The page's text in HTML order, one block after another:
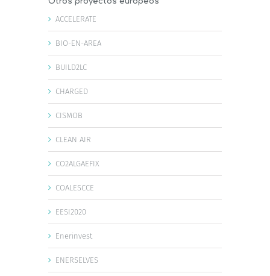
ACCELERATE
BIO-EN-AREA
BUILD2LC
CHARGED
CISMOB
CLEAN AIR
CO2ALGAEFIX
COALESCCE
EESI2020
Enerinvest
ENERSELVES